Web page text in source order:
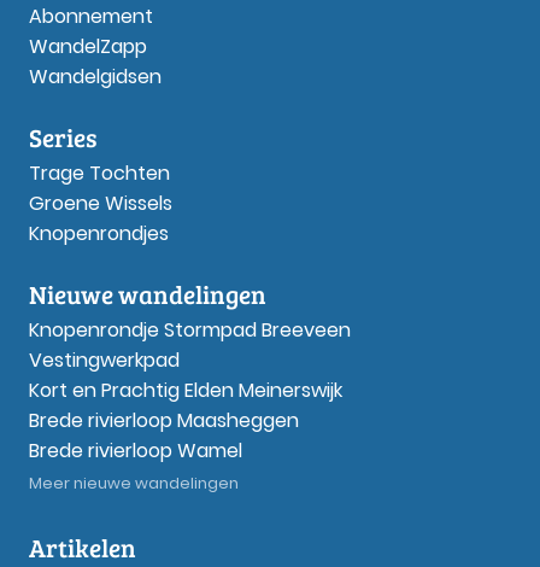
Abonnement
WandelZapp
Wandelgidsen
Series
Trage Tochten
Groene Wissels
Knopenrondjes
Nieuwe wandelingen
Knopenrondje Stormpad Breeveen
Vestingwerkpad
Kort en Prachtig Elden Meinerswijk
Brede rivierloop Maasheggen
Brede rivierloop Wamel
Meer nieuwe wandelingen
Artikelen